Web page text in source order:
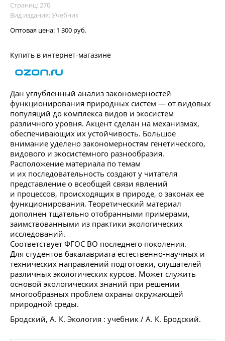
Страниц: 270
Вид издания: Учебник
Оптовая цена: 1 300 руб.
Купить в интернет-магазине
Дан углубленный анализ закономерностей
функционирования природных систем — от видовых
популяций до комплекса видов и экосистем
различного уровня. Акцент сделан на механизмах,
обеспечивающих их устойчивость. Большое
внимание уделено закономерностям генетического,
видового и экосистемного разнообразия.
Расположение материала по темам
и их последовательность создают у читателя
представление о всеобщей связи явлений
и процессов, происходящих в природе, о законах ее
функционирования. Теоретический материал
дополнен тщательно отобранными примерами,
заимствованными из практики экологических
исследований.
Соответствует ФГОС ВО последнего поколения.
Для студентов бакалавриата естественно-научных и
технических направлений подготовки, слушателей
различных экологических курсов. Может служить
основой экологических знаний при решении
многообразных проблем охраны окружающей
природной среды.
Бродский, А. К. Экология : учебник / А. К. Бродский.